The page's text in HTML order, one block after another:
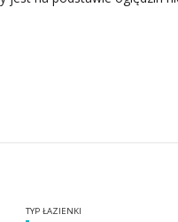
TYP ŁAZIENKI